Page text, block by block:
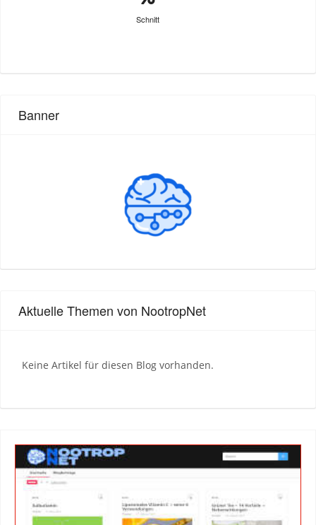
Schnitt
Banner
Aktuelle Themen von NootropNet
Keine Artikel für diesen Blog vorhanden.